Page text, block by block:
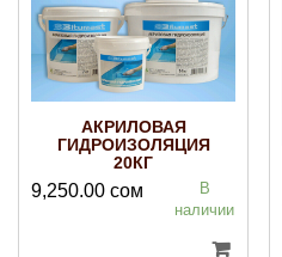
АКРИЛОВАЯ
ГИДРОИЗОЛЯЦИЯ
20КГ
9,250.00 сом
В
наличии